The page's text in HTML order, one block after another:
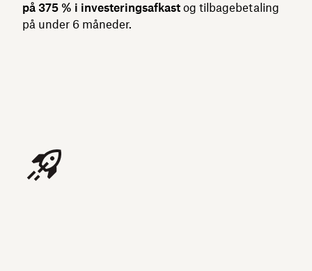
på 375 % i investeringsafkast og tilbagebetaling
på under 6 måneder.